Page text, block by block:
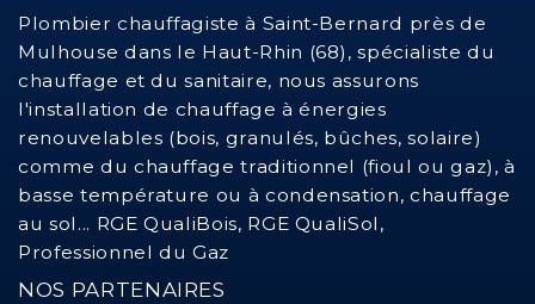
Plombier chauffagiste à Saint-Bernard près de
Mulhouse dans le Haut-Rhin (68), spécialiste du
chauffage et du sanitaire, nous assurons
l'installation de chauffage à énergies
renouvelables (bois, granulés, bûches, solaire)
comme du chauffage traditionnel (fioul ou gaz), à
basse température ou à condensation, chauffage
au sol... RGE QualiBois, RGE QualiSol,
Professionnel du Gaz
NOS PARTENAIRES